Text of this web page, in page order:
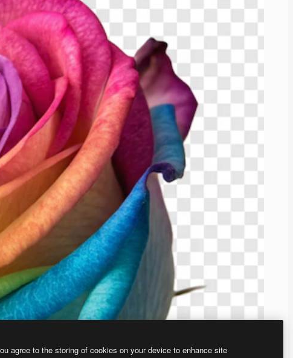
agree to the storing of cookies on your device to enhance site